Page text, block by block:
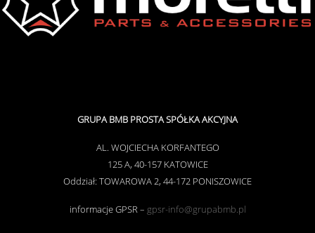
GRUPA BMB PROSTA SPÓŁKA AKCYJNA
AL. WOJCIECHA KORFANTEGO
125 A, 40-157 KATOWICE
Oddział: TOWAROWA 2, 44-172 PONISZOWICE
informacje GPSR – gpsr-info@grupabmb.pl